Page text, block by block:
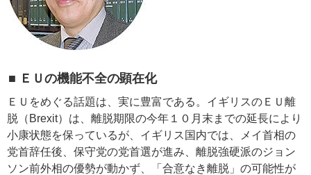
■ ＥＵの機能不全の顕在化
ＥＵをめぐる話題は、実に豊富である。イギリスのＥＵ離
脱（Brexit）は、離脱期限の今年１０月末までの延長により
小康状態を保っているが、イギリス国内では、メイ首相の
党首辞任後、保守党の党首選が進み、離脱強硬派のジョン
ソン前外相の優勢が動かず、「合意なき離脱」の可能性が